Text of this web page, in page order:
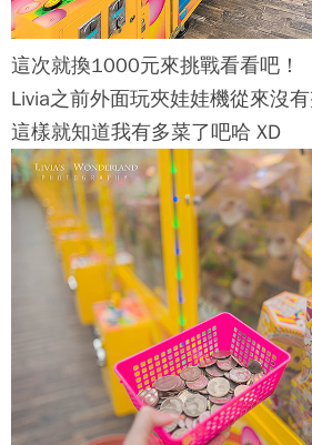
這次就換1000元來挑戰看看吧！
Livia之前外面玩夾娃娃機從來沒有
這樣就知道我有多菜了吧哈 XD